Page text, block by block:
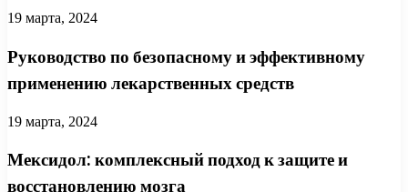
19 марта, 2024
Руководство по безопасному и эффективному
применению лекарственных средств
19 марта, 2024
Мексидол: комплексный подход к защите и
восстановлению мозга